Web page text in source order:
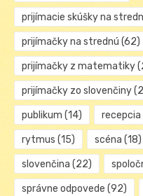
prijímacie skúšky na
prijímačky na strednú (62)
prijímačky z matematiky
prijímačky zo slovenčiny
publikum (14) recepcia
rytmus (15) scéna (18)
slovenčina (22)
správne odpovede (92)